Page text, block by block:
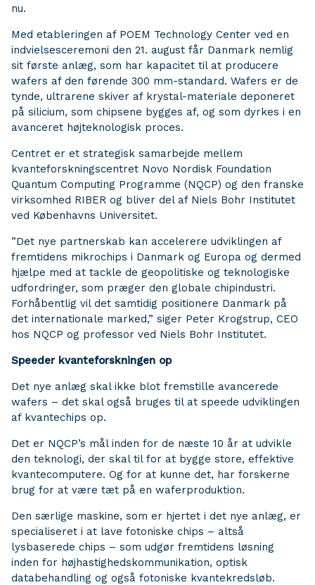
nu.
Med etableringen af POEM Technology Center ved en
indvielsesceremoni den 21. august får Danmark nemlig
sit første anlæg, som har kapacitet til at producere
wafers af den førende 300 mm-standard. Wafers er de
tynde, ultrarene skiver af krystal-materiale deponeret
på silicium, som chipsene bygges af, og som dyrkes i en
avanceret højteknologisk proces.
Centret er et strategisk samarbejde mellem
kvanteforskningscentret Novo Nordisk Foundation
Quantum Computing Programme (NQCP) og den franske
virksomhed RIBER og bliver del af Niels Bohr Institutet
ved Københavns Universitet.
”Det nye partnerskab kan accelerere udviklingen af
fremtidens mikrochips i Danmark og Europa og dermed
hjælpe med at tackle de geopolitiske og teknologiske
udfordringer, som præger den globale chipindustri.
Forhåbentlig vil det samtidig positionere Danmark på
det internationale marked,” siger Peter Krogstrup, CEO
hos NQCP og professor ved Niels Bohr Institutet.
Speeder kvanteforskningen op
Det nye anlæg skal ikke blot fremstille avancerede
wafers – det skal også bruges til at speede udviklingen
af kvantechips op.
Det er NQCP’s mål inden for de næste 10 år at udvikle
den teknologi, der skal til for at bygge store, effektive
kvantecomputere. Og for at kunne det, har forskerne
brug for at være tæt på en waferproduktion.
Den særlige maskine, som er hjertet i det nye anlæg, er
specialiseret i at lave fotoniske chips – altså
lysbaserede chips – som udgør fremtidens løsning
inden for højhastighedskommunikation, optisk
databehandling og også fotoniske kvantekredsløb.